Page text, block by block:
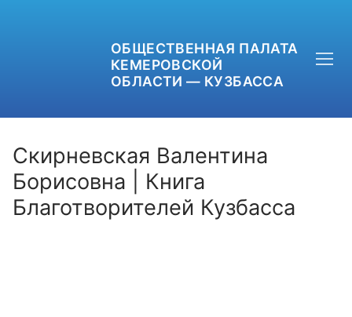
ОБЩЕСТВЕННАЯ ПАЛАТА
КЕМЕРОВСКОЙ
ОБЛАСТИ — КУЗБАССА
+7 (3842) 58-82-40
Скирневская Валентина
Борисовна | Книга
Благотворителей Кузбасса